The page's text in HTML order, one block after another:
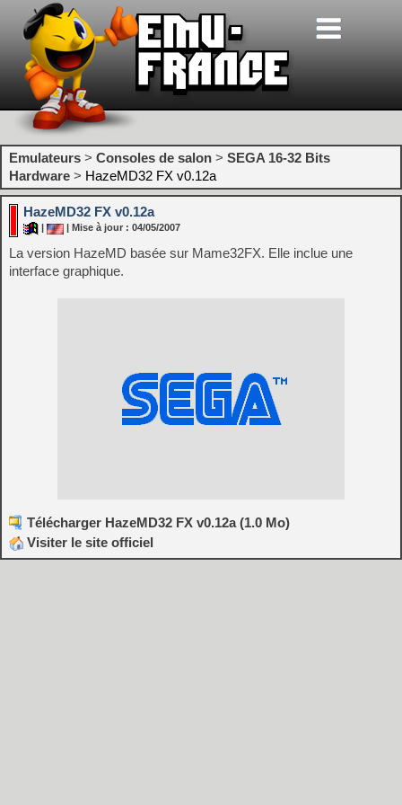
Emulateurs > Consoles de salon > SEGA 16-32 Bits
Hardware > HazeMD32 FX v0.12a
HazeMD32 FX v0.12a
| Mise à jour : 04/05/2007
La version HazeMD basée sur Mame32FX. Elle inclue une
interface graphique.
Télécharger HazeMD32 FX v0.12a (1.0 Mo)
Visiter le site officiel